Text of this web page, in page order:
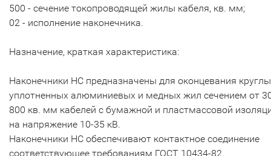
500 - сечение токопроводящей жилы кабеля, кв. мм;
02 - исполнение наконечника.
Назначение, краткая характеристика:
Наконечники НС предназначены для оконцевания
уплотненных алюминиевых и медных жил сечением от
800 кв. мм кабелей с бумажной и пластмассовой
на напряжение 10-35 кВ.
Наконечники НС обеспечивают контактное соединение
соответствующее требованиям ГОСТ 10434-82.